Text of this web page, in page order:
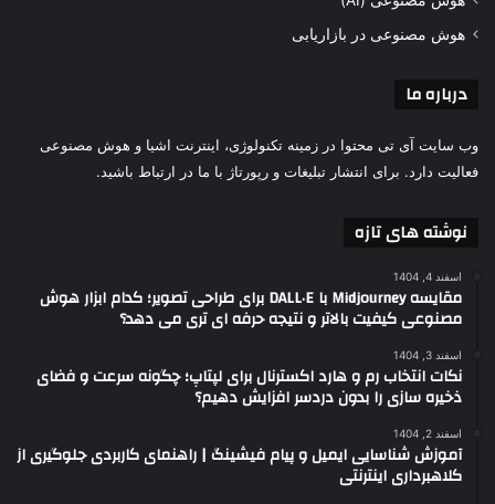
هوش مصنوعی در بازاریابی
درباره ما
وب سایت آی تی محتوا در زمینه تکنولوژی، اینترنت اشیا و هوش مصنوعی
فعالیت دارد. برای انتشار تبلیغات و رپورتاژ با ما در ارتباط باشید.
نوشته های تازه
اسفند 4, 1404
مقایسه Midjourney با DALL·E برای طراحی تصویر؛ کدام ابزار هوش
مصنوعی کیفیت بالاتر و نتیجه حرفه ای تری می دهد؟
اسفند 3, 1404
نکات انتخاب رم و هارد اکسترنال برای لپتاپ؛ چگونه سرعت و فضای
ذخیره سازی را بدون دردسر افزایش دهیم؟
اسفند 2, 1404
آموزش شناسایی ایمیل و پیام فیشینگ | راهنمای کاربردی جلوگیری از
کلاهبرداری اینترنتی